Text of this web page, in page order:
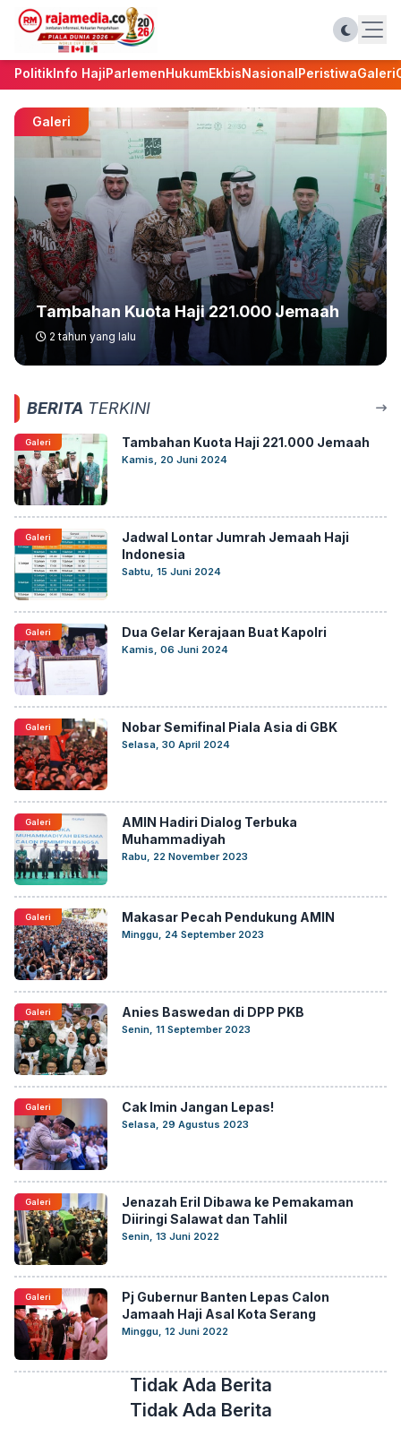
PolitikInfo HajiParlemenHukumEkbisNasionalPeristiwaGaleri
Galeri
Tambahan Kuota Haji 221.000 Jemaah
2 tahun yang lalu
BERITA TERKINI
Galeri Tambahan Kuota Haji 221.000 Jemaah
Kamis, 20 Juni 2024
Galeri
Jadwal Lontar Jumrah Jemaah Haji
Indonesia
Sabtu, 15 Juni 2024
Galeri Dua Gelar Kerajaan Buat Kapolri
Kamis, 06 Juni 2024
Galeri Nobar Semifinal Piala Asia di GBK
Selasa, 30 April 2024
Galeri
AMIN Hadiri Dialog Terbuka
Muhammadiyah
Rabu, 22 November 2023
Galeri Makasar Pecah Pendukung AMIN
Minggu, 24 September 2023
Galeri Anies Baswedan di DPP PKB
Senin, 11 September 2023
Galeri Cak Imin Jangan Lepas!
Selasa, 29 Agustus 2023
Galeri
Jenazah Eril Dibawa ke Pemakaman
Diiringi Salawat dan Tahlil
Senin, 13 Juni 2022
Galeri
Pj Gubernur Banten Lepas Calon
Jamaah Haji Asal Kota Serang
Minggu, 12 Juni 2022
Tidak Ada Berita
Tidak Ada Berita